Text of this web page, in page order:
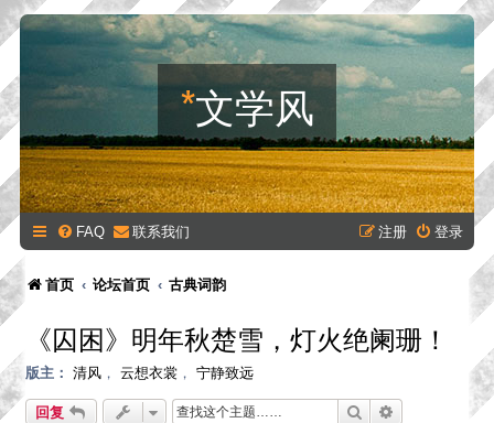
*文学风
FAQ 联系我们 登录
注册
首页 论坛首页 古典词韵
《囚困》明年秋楚雪，灯火绝阑珊！
版主： 清风 ， 云想衣裳 ， 宁静致远
回复 搜索